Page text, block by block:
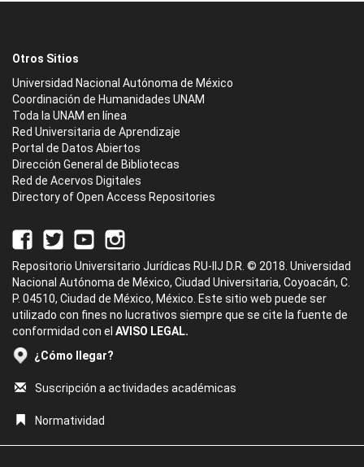
Otros Sitios
Universidad Nacional Autónoma de México
Coordinación de Humanidades UNAM
Toda la UNAM en línea
Red Universitaria de Aprendizaje
Portal de Datos Abiertos
Dirección General de Bibliotecas
Red de Acervos Digitales
Directory of Open Access Repositories
Repositorio Universitario Jurídicas RU-IIJ D.R. © 2018. Universidad
Nacional Autónoma de México, Ciudad Universitaria, Coyoacán, C.
P. 04510, Ciudad de México, México. Este sitio web puede ser
utilizado con fines no lucrativos siempre que se cite la fuente de
conformidad con el AVISO LEGAL.
¿Cómo llegar?
Suscripción a actividades académicas
Normatividad